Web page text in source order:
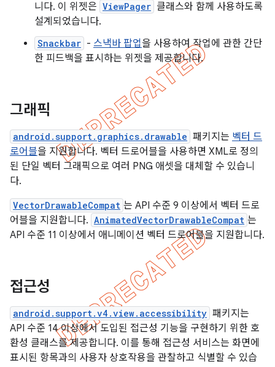
니다. 이 위젯은 ViewPager 클래스와 함께 사용하도록
설계되었습니다.
Snackbar - 스낵바 팝업을 사용하여 작업에 관한 간단
한 피드백을 표시하는 위젯을 제공합니다.
그래픽
android.support.graphics.drawable 패키지는 벡터 드
로어블을 지원합니다. 벡터 드로어블을 사용하면 XML로 정의
된 단일 벡터 그래픽으로 여러 PNG 애셋을 대체할 수 있습니
다.
VectorDrawableCompat 는 API 수준 9 이상에서 벡터 드로
어블을 지원합니다. AnimatedVectorDrawableCompat 는
API 수준 11 이상에서 애니메이션 벡터 드로어블을 지원합니다.
접근성
android.support.v4.view.accessibility 패키지는
API 수준 14 이상에서 도입된 접근성 기능을 구현하기 위한 호
환성 클래스를 제공합니다. 이를 통해 접근성 서비스는 화면에
표시된 항목과의 사용자 상호작용을 관찰하고 식별할 수 있습